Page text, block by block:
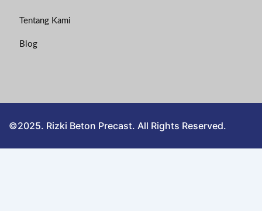
Tentang Kami
Blog
©2025. Rizki Beton Precast. All Rights Reserved.